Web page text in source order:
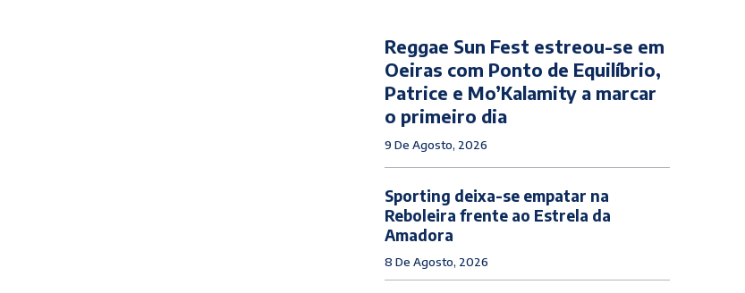
Reggae Sun Fest estreou-se em
Oeiras com Ponto de Equilíbrio,
Patrice e Mo’Kalamity a marcar
o primeiro dia
9 De Agosto, 2026
Sporting deixa-se empatar na
Reboleira frente ao Estrela da
Amadora
8 De Agosto, 2026